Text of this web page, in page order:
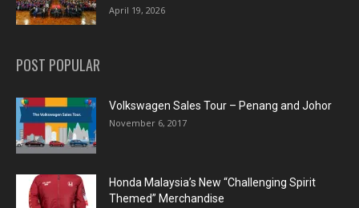
April 19, 2026
POST POPULAR
Volkswagen Sales Tour – Penang and Johor
November 6, 2017
Honda Malaysia’s New “Challenging Spirit
Themed” Merchandise